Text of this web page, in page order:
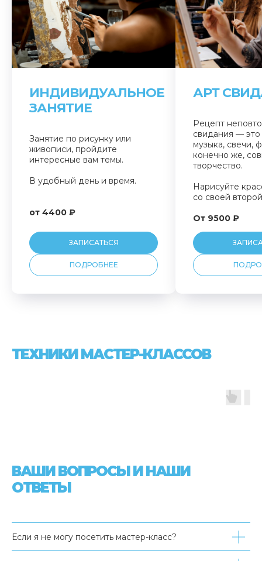
ИНДИВИДУАЛЬНОЕ
ЗАНЯТИЕ
Занятие по рисунку или
живописи, пройдите
интересные вам темы.
В удобный день и время.
от 4400 ₽
ЗАПИСАТЬСЯ
ПОДРОБНЕЕ
АРТ
Рецепт
свидания —
музыка, свечи,
конечно же,
творчество.
Нарисуйте
со своей
От 9500 ₽
ТЕХНИКИ МАСТЕР-КЛАССОВ
ВАШИ ВОПРОСЫ И НАШИ
ОТВЕТЫ
Если я не могу посетить мастер-класс?